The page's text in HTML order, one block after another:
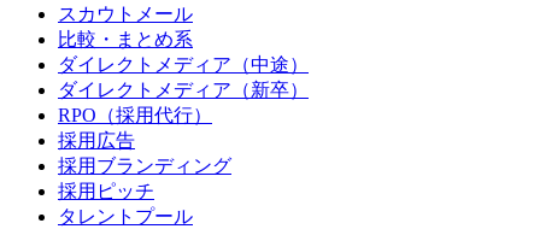
スカウトメール
比較・まとめ系
ダイレクトメディア（中途）
ダイレクトメディア（新卒）
RPO（採用代行）
採用広告
採用ブランディング
採用ピッチ
タレントプール